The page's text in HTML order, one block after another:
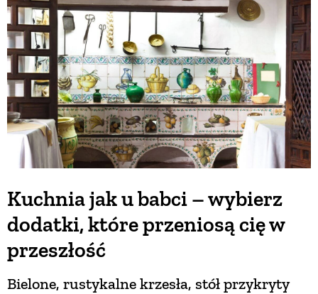
Kuchnia jak u babci – wybierz
dodatki, które przeniosą cię w
przeszłość
Bielone, rustykalne krzesła, stół przykryty
BUDUJEMY DOM
OGRÓD
WARZYWA I OWOCE
PORADY